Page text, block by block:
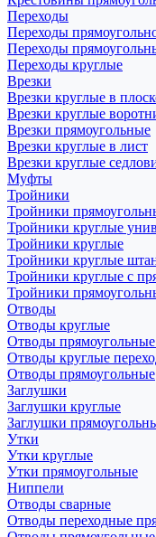
Переходы
Переходы
Переходы
Переходы круглые
Врезки
Врезки круглые в
Врезки круглые
Врезки прямоугольные
Врезки круглые в лист
Врезки круглые
Муфты
Тройники
Тройники
Тройники круглые
Тройники круглые
Тройники круглые
Тройники круглые с
Тройники
Отводы
Отводы круглые
Отводы
Отводы круглые
Отводы прямоугольные
Заглушки
Заглушки круглые
Заглушки
Утки
Утки круглые
Утки прямоугольные
Ниппели
Отводы сварные
Отводы переходные